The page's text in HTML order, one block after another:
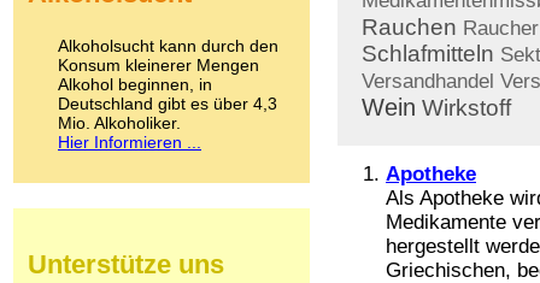
Rauchen Raucher
Schlafmitteln Sekt
Versandhandel
Wein Wirkstoff
Apotheke
Als Apotheke
Medikamente
hergestellt
Griechischen,
LSD
Marihuana
Medikamente
Meskalin
Metamphetamin
Methadon
Pilze
Alkoholsucht kann durch den
Konsum kleinerer Mengen
Alkohol beginnen, in
Deutschland gibt es über 4,3
Mio. Alkoholiker.
Hier Informieren ...
Unterstütze uns